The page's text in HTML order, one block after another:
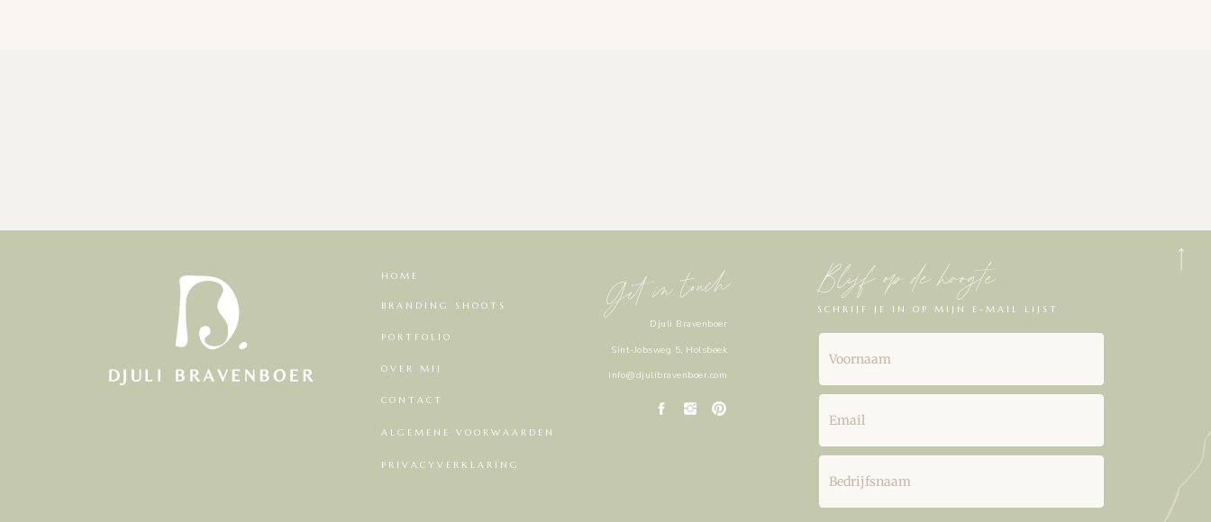
Sint-Jobsweg 5, Holsbeek
Djuli Bravenboer
CONTACT
OVER MIJ
PORTFOLIO
BRANDING SHOOTS SCHRIJF JE IN OP MIJN E-MAIL LIJST
ALGEMENE VOORWAARDEN
PRIVACYVERKLARING
Blijf op de hoogte
HOME Get in touch
info@djulibravenboer.com